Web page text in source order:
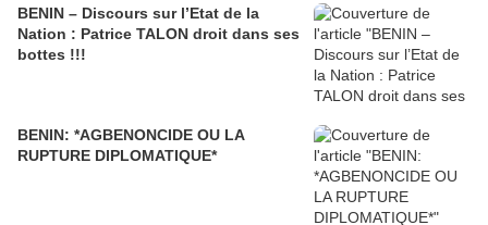
BENIN – Discours sur l’Etat de la
Nation : Patrice TALON droit dans ses
bottes !!!
BENIN: *AGBENONCIDE OU LA
RUPTURE DIPLOMATIQUE*